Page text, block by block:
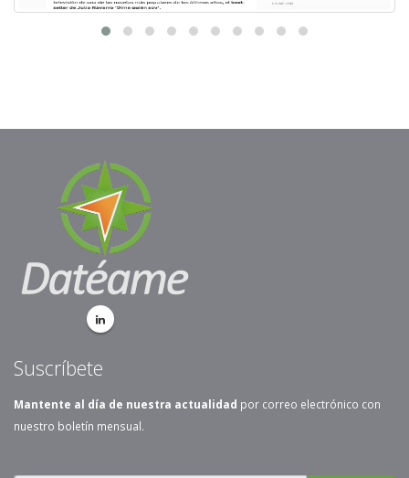
Suscríbete
Mantente al día de nuestra actualidad por correo electrónico con
nuestro boletín mensual.